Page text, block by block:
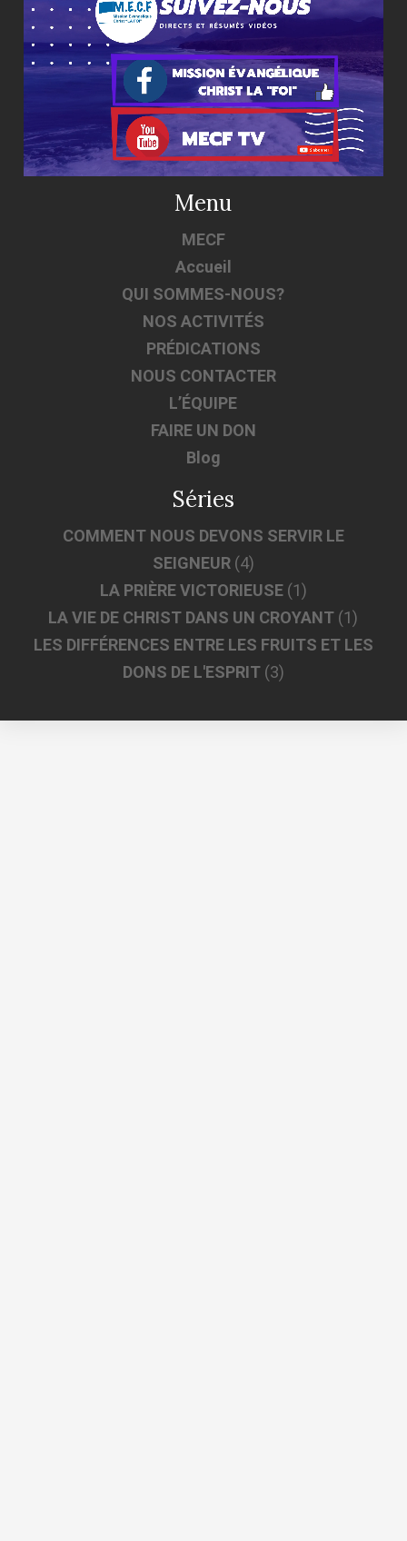
Menu
MECF
Accueil
QUI SOMMES-NOUS?
NOS ACTIVITÉS
PRÉDICATIONS
NOUS CONTACTER
L’ÉQUIPE
FAIRE UN DON
Blog
Séries
COMMENT NOUS DEVONS SERVIR LE
SEIGNEUR(4)
LA PRIÈRE VICTORIEUSE(1)
LA VIE DE CHRIST DANS UN CROYANT (1)
LES DIFFÉRENCES ENTRE LES FRUITS ET LES
DONS DE L'ESPRIT(3)